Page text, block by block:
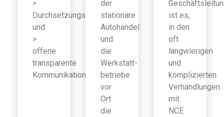
>
Durchsetzungsfähigkeit
und
>
offene
transparente
Kommunikation
der
stationäre
Autohandel
und
die
Werkstatt-
betriebe
vor
Ort
die
ist es,
in den
oft
langwierigen
und
komplizierten
Verhandlungen
mit
NCE